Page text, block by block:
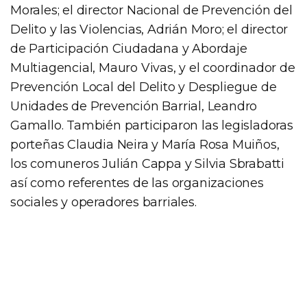
Morales; el director Nacional de Prevención del
Delito y las Violencias, Adrián Moro; el director
de Participación Ciudadana y Abordaje
Multiagencial, Mauro Vivas, y el coordinador de
Prevención Local del Delito y Despliegue de
Unidades de Prevención Barrial, Leandro
Gamallo. También participaron las legisladoras
porteñas Claudia Neira y María Rosa Muiños,
los comuneros Julián Cappa y Silvia Sbrabatti
así como referentes de las organizaciones
sociales y operadores barriales.